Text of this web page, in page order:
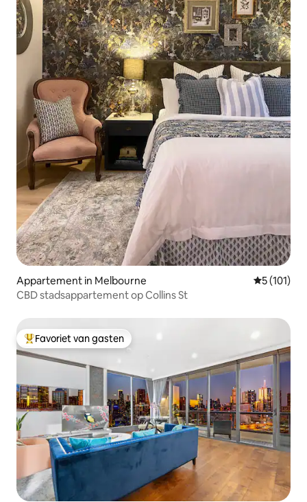
Appartement in Melbourne
5 (101)
CBD stadsappartement op Collins St
Topfavoriet van gasten
Favoriet van gasten